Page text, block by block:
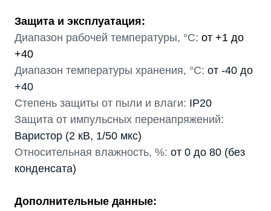
Защита и эксплуатация:
Диапазон рабочей температуры, °С: от +1 до
+40
Диапазон температуры хранения, °С: от -40 до
+40
Степень защиты от пыли и влаги: IP20
Защита от импульсных перенапряжений:
Варистор (2 кВ, 1/50 мкс)
Относительная влажность, %: от 0 до 80 (без
конденсата)
Дополнительные данные: